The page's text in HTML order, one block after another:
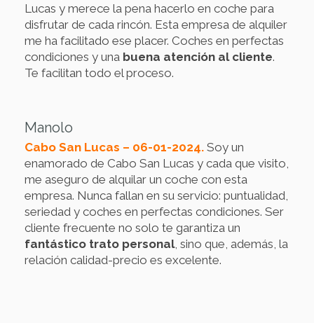
Lucas y merece la pena hacerlo en coche para
disfrutar de cada rincón. Esta empresa de alquiler
me ha facilitado ese placer. Coches en perfectas
condiciones y una buena atención al cliente.
Te facilitan todo el proceso.
Manolo
Cabo San Lucas – 06-01-2024. Soy un
enamorado de Cabo San Lucas y cada que visito,
me aseguro de alquilar un coche con esta
empresa. Nunca fallan en su servicio: puntualidad,
seriedad y coches en perfectas condiciones. Ser
cliente frecuente no solo te garantiza un
fantástico trato personal, sino que, además, la
relación calidad-precio es excelente.